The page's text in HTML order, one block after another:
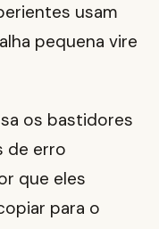
usam
pequena vire
os bastidores
de erro
que eles
para o